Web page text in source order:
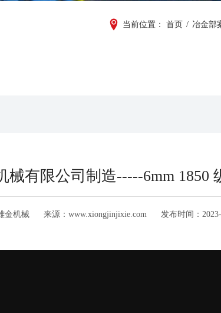
当前位置： 首页 / 冶金部
械有限公司制造-----6mm 1850
金机械 来源：www.xiongjinjixie.com 发布时间：